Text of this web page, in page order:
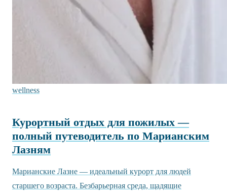
wellness
Курортный отдых для пожилых —
полный путеводитель по Марианским
Лазням
Марианские Лазне — идеальный курорт для людей
старшего возраста. Безбарьерная среда, щадящие